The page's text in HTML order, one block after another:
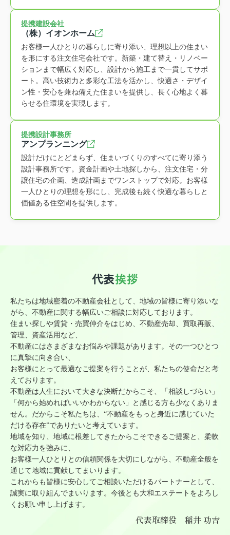
提携建設会社
（株）イオンホーム
お客様一人ひとりの暮らしに寄り添い、理想以上の住まい
を形にする注文住宅会社です。新築・建て替え・リノベー
ションまで幅広く対応し、設計から施工まで一貫してサポ
ート。高い技術力と多彩な工法を活かし、快適さ・デザイ
ン性・安心を兼ね備えた住まいを提供し、長く心地よく暮
らせる住環境を実現します。
提携設計事務所
アンプランニング
設計だけにとどまらず、住まいづくりのすべてに寄り添う
設計事務所です。資金計画や土地探しから、注文住宅・分
譲住宅の企画、造成計画までワンストップで対応。お客様
一人ひとりの理想を形にし、完成後も続く快適な暮らしと
価値ある住空間を提供します。
代表挨拶
私たちは地域密着の不動産会社として、地域の皆様に寄り添いな
がら、不動産に関する幅広いご相談に対応しております。
住まい探しや賃貸・売買仲介をはじめ、不動産売却、買取再販、
管理、資産活用など、
不動産にはさまざまなお悩みや課題があります。その一つひとつ
に真摯に向き合い、
お客様にとって最適なご提案を行うことが、私たちの使命だと考
えております。
不動産は人生において大きな決断だからこそ、「相談しづらい」
「何から始めればいいかわからない」と感じる方も少なくありま
せん。だからこそ私たちは、“不動産をもっと身近に感じていた
だける存在”でありたいと考えています。
地域を知り、地域に根差してきたからこそできるご提案と、柔軟
な対応力を強みに、
お客様一人ひとりとの信頼関係を大切にしながら、不動産全般を
通じて地域に貢献してまいります。
これからも皆様に安心してご相談いただけるパートナーとして、
誠実に取り組んでまいります。今後とも大和エステートをよろし
くお願い申し上げます。
代表取締役 稲井 功吉